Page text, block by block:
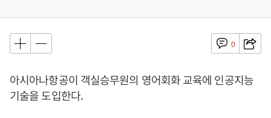
0
아시아나항공이 객실승무원의 영어회화 교육에 인공지능
기술을 도입한다.